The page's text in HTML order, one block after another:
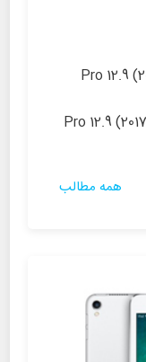
همه مطالب